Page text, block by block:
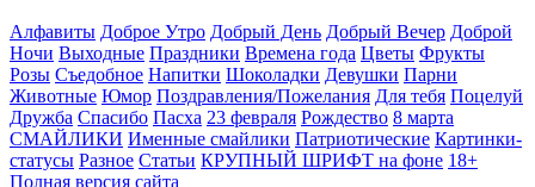
Алфавиты Доброе Утро Добрый День Добрый Вечер Доброй
Ночи Выходные Праздники Времена года Цветы Фрукты
Розы Съедобное Напитки Шоколадки Девушки Парни
Животные Юмор Поздравления/Пожелания Для тебя Поцелуй
Дружба Спасибо Пасха 23 февраля Рождество 8 марта
СМАЙЛИКИ Именные смайлики Патриотические Картинки-
статусы Разное Cтатьи КРУПНЫЙ ШРИФТ на фоне 18+
Полная версия сайта